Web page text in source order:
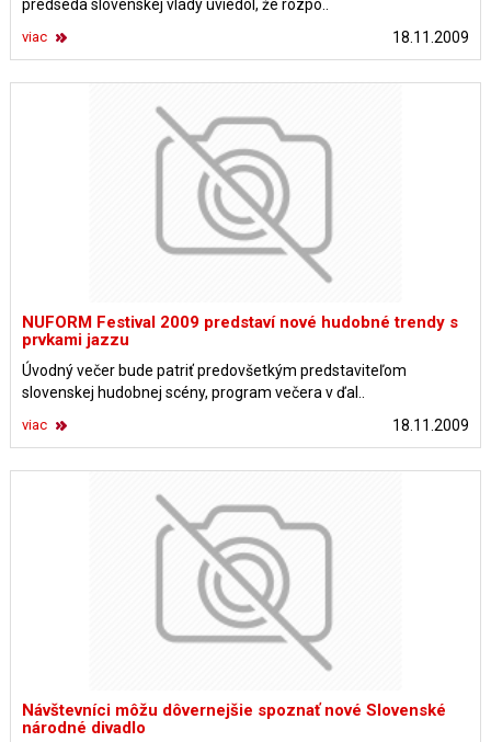
predseda slovenskej vlády uviedol, že rozpo..
18.11.2009
viac
NUFORM Festival 2009 predstaví nové hudobné trendy s
prvkami jazzu
Úvodný večer bude patriť predovšetkým predstaviteľom
slovenskej hudobnej scény, program večera v ďal..
18.11.2009
viac
Návštevníci môžu dôvernejšie spoznať nové Slovenské
národné divadlo